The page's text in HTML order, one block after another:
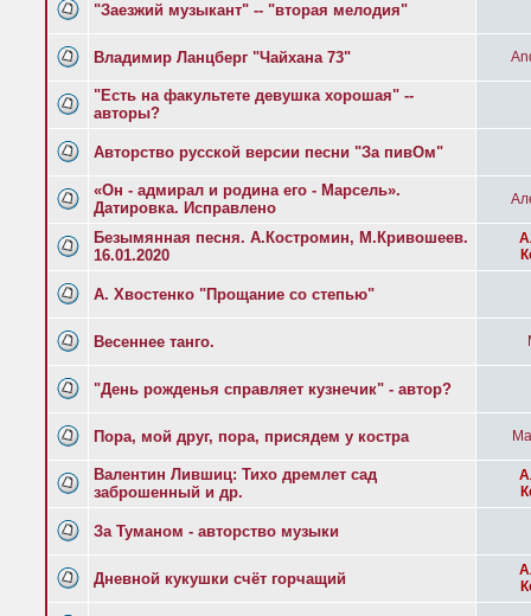
"Заезжий музыкант" -- "вторая мелодия"
Владимир Ланцберг "Чайхана 73"
"Есть на факультете девушка хорошая" --
авторы?
Авторство русской версии песни "За пивОм"
«Он - адмирал и родина его - Марсель».
Датировка. Исправлено
Безымянная песня. А.Костромин, М.Кривошеев.
16.01.2020
А. Хвостенко "Прощание со степью"
Весеннее танго.
"День рожденья справляет кузнечик" - автор?
Пора, мой друг, пора, присядем у костра
Валентин Лившиц: Тихо дремлет сад
заброшенный и др.
За Туманом - авторство музыки
Дневной кукушки счёт горчащий